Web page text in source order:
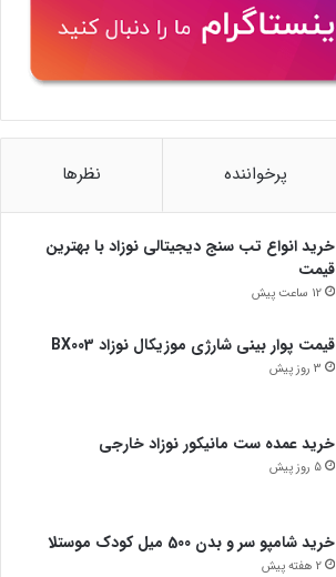
پرخواننده نظرها
خرید انواع تب سنج دیجیتالی نوزاد با بهترین
قیمت
12 ساعت پیش
قیمت پوار بینی شارژی موزیکال نوزاد BX003
3 روز پیش
خرید عمده ست مانیکور نوزاد خارجی
5 روز پیش
خرید شامپو سر و بدن 500 میل کودک موستلا
2 هفته پیش